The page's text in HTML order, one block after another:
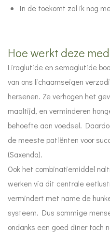
In de toekomt zal ik nog
Hoe werkt deze
Liraglutide en semaglutide
van ons lichaamseigen
hersenen. Ze verhogen het
maaltijd, en verminderen
behoefte aan voedsel.
de meeste patiënten voor
(Saxenda).
Ook het combinatiemiddel
werken via dit centrale
vermindert met name de
systeem. Dus sommige
ondanks een goed diner toch